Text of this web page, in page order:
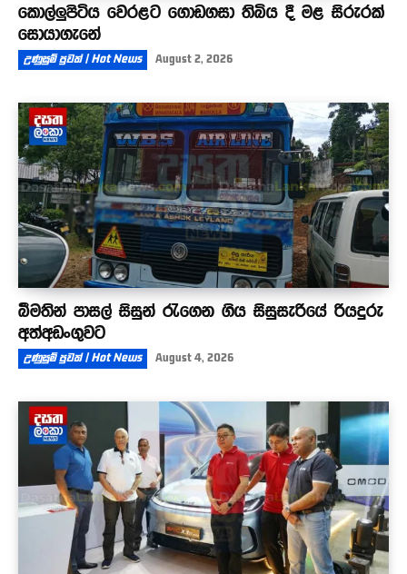
කොල්ලුපිටිය වෙරළට ගොඩගසා තිබිය දී මළ සිරුරක්
සොයාගැනේ
උණුසුම් පුවත් | Hot News August 2, 2026
බීමතින් පාසල් සිසුන් රැගෙන ගිය සිසුසැරියේ රියදුරු
අත්අඩංගුවට
උණුසුම් පුවත් | Hot News August 4, 2026